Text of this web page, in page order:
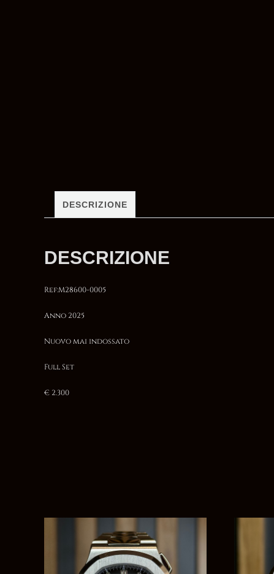
DESCRIZIONE
DESCRIZIONE
Ref:M28600-0005
Anno 2025
Nuovo mai indossato
Full Set
€ 2.300